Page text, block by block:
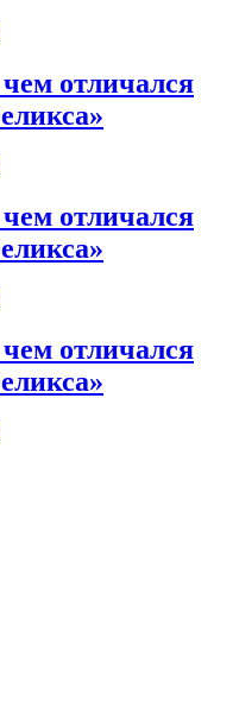
отличался
отличался
отличался